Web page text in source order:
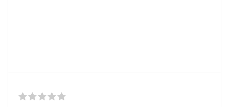
Оплачивайте сегодня только